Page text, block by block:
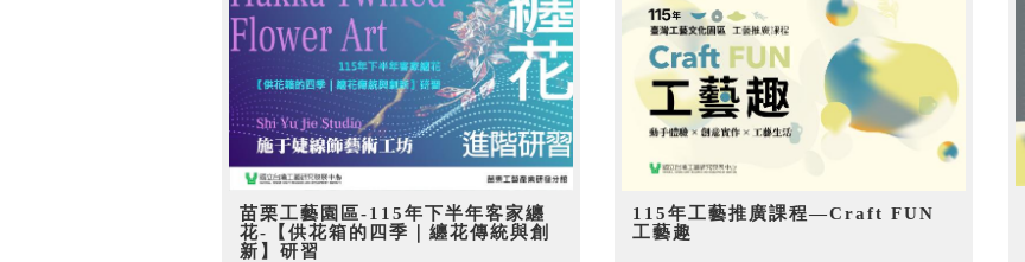
苗栗工藝園區-115年下半年客家纏
花-【供花箱的四季｜纏花傳統與創
新】研習
115年工藝推廣課程—Craft FUN
工藝趣